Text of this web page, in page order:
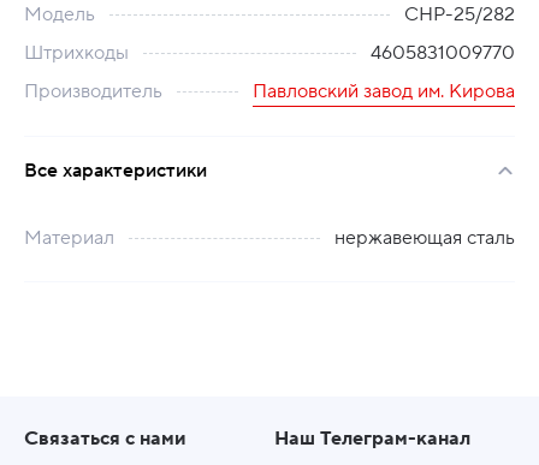
Модель
СНР-25/282
Штрихкоды
4605831009770
Производитель
Павловский завод им. Кирова
Все характеристики
Материал нержавеющая сталь
Связаться с нами Наш Телеграм-канал